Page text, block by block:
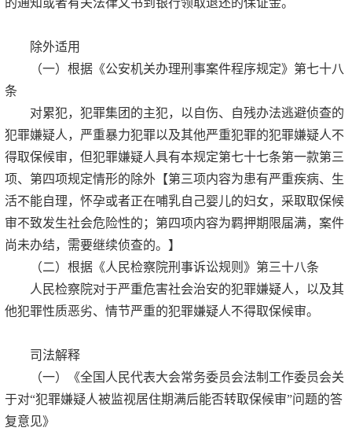
的通知或者有关法律文书到银行领取退还的保证金。
除外适用
（一）根据《公安机关办理刑事案件程序规定》第七十八
条
对累犯，犯罪集团的主犯，以自伤、自残办法逃避侦查的
犯罪嫌疑人，严重暴力犯罪以及其他严重犯罪的犯罪嫌疑人不
得取保候审，但犯罪嫌疑人具有本规定第七十七条第一款第三
项、第四项规定情形的除外【第三项内容为患有严重疾病、生
活不能自理，怀孕或者正在哺乳自己婴儿的妇女，采取取保候
审不致发生社会危险性的；第四项内容为羁押期限届满，案件
尚未办结，需要继续侦查的。】
（二）根据《人民检察院刑事诉讼规则》第三十八条
人民检察院对于严重危害社会治安的犯罪嫌疑人，以及其
他犯罪性质恶劣、情节严重的犯罪嫌疑人不得取保候审。
司法解释
（一）《全国人民代表大会常务委员会法制工作委员会关
于对“犯罪嫌疑人被监视居住期满后能否转取保候审”问题的答
复意见》